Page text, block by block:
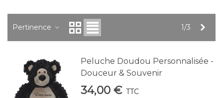
Pertinence 1/3
Peluche Doudou Personnalisée -
Douceur & Souvenir
34,00 € TTC